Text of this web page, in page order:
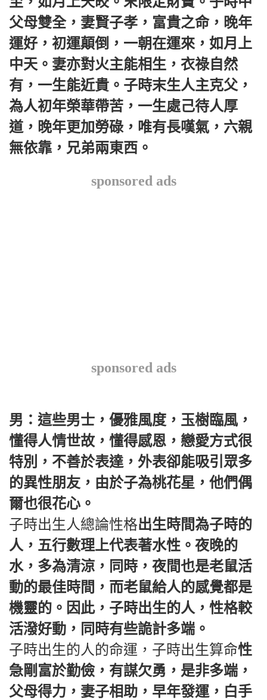
父母雙全，妻賢子孝，富貴之命，晚年
運好，初運顛倒，一朝在運來，如月上
中天。妻亦對火主能相生，衣祿自然
有，一生能近貴。子時末生人主克父，
為人初年榮華帶苦，一生處己待人厚
道，晚年更加勞碌，唯有長嘆氣，六親
無依靠，兄弟兩東西。
sponsored ads
sponsored ads
男：這些男士，優雅風度，玉樹臨風，
懂得人情世故，懂得感恩，戀愛方式很
特別，不善於表達，外表卻能吸引眾多
的異性朋友，由於子為桃花星，他們偶
爾也很花心。
子時出生人總論性格出生時間為子時的
人，五行數理上代表著水性。夜晚的
水，多為清涼，同時，夜間也是老鼠活
動的最佳時間，而老鼠給人的感覺都是
機靈的。因此，子時出生的人，性格較
活潑好動，同時有些詭計多端。
子時出生的人的命運，子時出生算命性
急剛富於勤儉，有謀欠勇，是非多端，
父母得力，妻子相助，早年發運，白手